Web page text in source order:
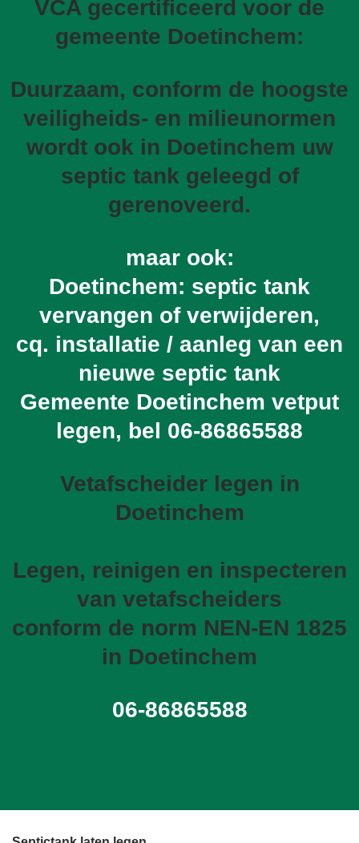
VCA gecertificeerd voor de
gemeente Doetinchem:
Duurzaam, conform de hoogste
veiligheids- en milieunormen
wordt ook in Doetinchem uw
septic tank geleegd of
gerenoveerd.
maar ook:
Doetinchem: septic tank
vervangen of verwijderen,
cq. installatie / aanleg van een
nieuwe septic tank
Gemeente Doetinchem vetput
legen, bel 06-86865588
Vetafscheider legen in
Doetinchem
Legen, reinigen en inspecteren
van vetafscheiders
conform de norm NEN-EN 1825
in Doetinchem
06-86865588